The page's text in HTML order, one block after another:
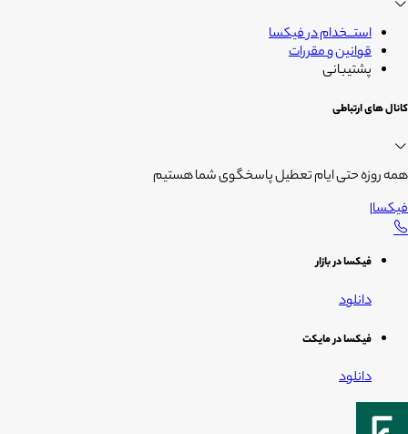
استــخدام در فیکسا
قوانین و مقررات
پشتیبانی
کانال های ارتباطی
همه روزه حتی ایام تعطیل پاسخگوی شما هستیم
فیکسا|
فیکسا در بازار
دانلود
فیکسا در مایکت
دانلود